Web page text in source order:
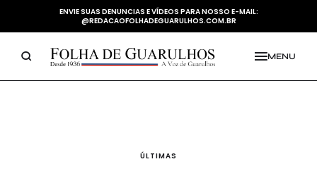
ENVIE SUAS DENUNCIAS E VÍDEOS PARA NOSSO E-MAIL:
@REDACAOFOLHADEGUARULHOS.COM.BR
MENU
ÚLTIMAS